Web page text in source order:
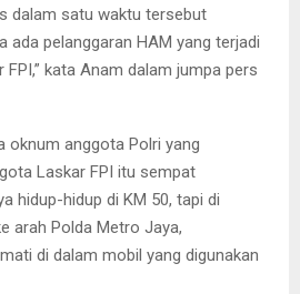
dalam satu waktu tersebut
ada pelanggaran HAM yang terjadi
kata Anam dalam jumpa pers
oknum anggota Polri yang
Laskar FPI itu sempat
hidup-hidup di KM 50, tapi di
arah Polda Metro Jaya,
di dalam mobil yang digunakan